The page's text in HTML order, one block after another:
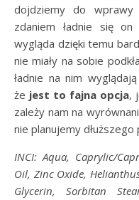
dojdziemy do
zdaniem ładnie się
wygląda dzięki temu
nie miały na sobie
ładnie na nim
że jest to fajna opcja,
zależy nam na
nie planujemy
INCI: Aqua, Caprylic/
Oil, Zinc Oxide,
Glycerin, Sorbitan